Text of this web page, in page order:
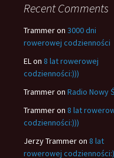
Recent Comments
Trammeron 3000 dni
rowerowej codzienności
ELon 8 lat rowerowej
codzienności:)))
Trammeron Radio Nowy
Trammeron 8 lat
codzienności:)))
Jerzy Trammeron 8 lat
rowerowej